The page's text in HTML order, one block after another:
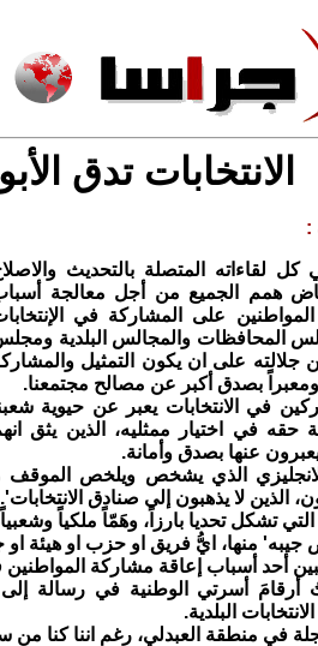
الانتخابات تدق
:
لقاءاته المتصلة بالتحديث
همم الجميع من أجل معالجة
على المشاركة في
المحافظات والمجالس البلدية
جلالته على ان يكون التمثيل
بصدق أكبر عن مصالح مجتمعنا.
في الانتخابات يعبر عن حيوية
في اختيار ممثليه، الذين يثق
عنها بصدق وأمانة.
الذي يشخص ويلخص الموقف
الذين لا يذهبون إلى صنادق الانتخابات'.
تشكل تحديا بارزاً، وهَمّاً ملكياً
جيبه' منها، ايُّ فريق او حزب او هيئة او
أحد أسباب إعاقة مشاركة المواطنين
البلدية.
في منطقة العبدلي، رغم اننا كنا من